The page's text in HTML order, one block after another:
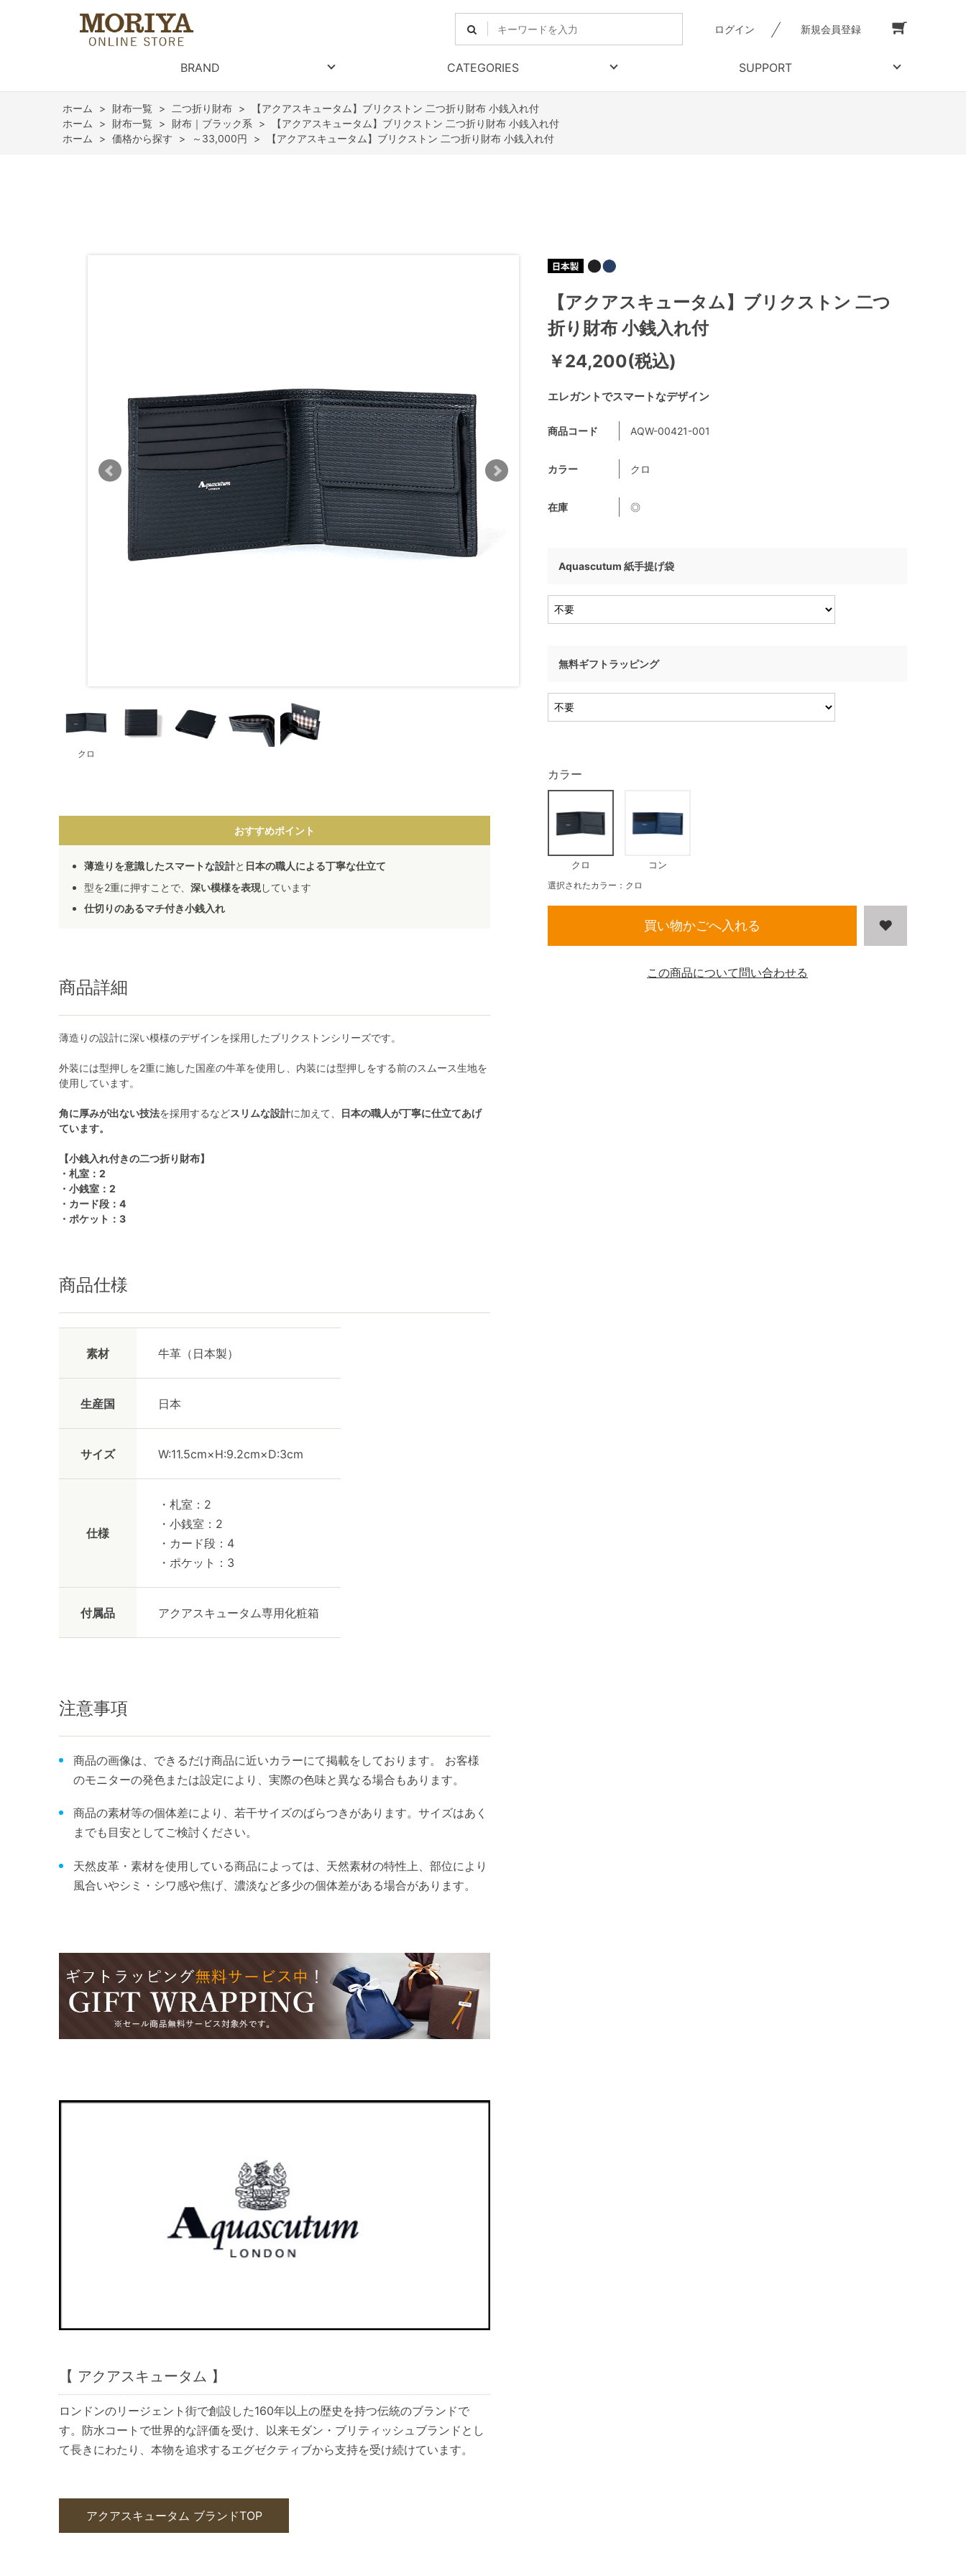
ログイン 新規会員登録
BRAND CATEGORIES SUPPORT
ホーム > 財布一覧 > 二つ折り財布 >
【アクアスキュータム】ブリクストン 二つ折り財布 小銭入れ付
ホーム
> 財布一覧 > 財布｜ブラック系 >
【アクアスキュータム】ブリクストン 二つ折り財布 小銭入れ付
ホーム
> 価格から探す > ～33,000円 > 【アクアスキュータム】ブリクストン 二つ折り財布 小銭入れ付
クロ
おすすめポイント
薄造りを意識したスマートな設計と 日本の職人による丁寧な仕立て
型を2重に押すことで、 深い模様を表現しています
仕切りのあるマチ付き小銭入れ
商品詳細
薄造りの設計に深い模様のデザインを採用したブリクストンシリーズです。
外装には型押しを2重に施した国産の牛革を使用し、内装には型押しをする前のスムース生地を
使用しています。
角に厚みが出ない技法を採用するなどスリムな設計に加えて、
日本の職人が丁寧に仕立てあげ
ています。
【小銭入れ付きの二つ折り財布】
・札室：2
・小銭室：2
・カード段：4
・ポケット：3
商品仕様
素材 牛革（日本製）
生産国 日本
サイズ W:11.5cm×H:9.2cm×D:3cm
仕様
・札室：2
・小銭室：2
・カード段：4
・ポケット：3
付属品 アクアスキュータム専用化粧箱
注意事項
商品の画像は、できるだけ商品に近いカラーにて掲載をしております。 お客様
のモニターの発色または設定により、実際の色味と異なる場合もあります。
商品の素材等の個体差により、若干サイズのばらつきがあります。サイズはあく
までも目安としてご検討ください。
天然皮革・素材を使用している商品によっては、天然素材の特性上、部位により
風合いやシミ・シワ感や焦げ、濃淡など多少の個体差がある場合があります。
【 アクアスキュータム 】
ロンドンのリージェント街で創設した160年以上の歴史を持つ伝統のブランドで
す。防水コートで世界的な評価を受け、以来モダン・ブリティッシュブランドとし
て長きにわたり、本物を追求するエグゼクティブから支持を受け続けています。
アクアスキュータム ブランドTOP
エレガントでスマートなデザイン
【アクアスキュータム】ブリクストン 二つ
折り財布 小銭入れ付
￥24,200(税込)
商品コード AQW-00421-001
カラー クロ
在庫 ◎
Aquascutum 紙手提げ袋
無料ギフトラッピング
カラー
クロ コン
選択されたカラー：クロ
買い物かごへ入れる
この商品について問い合わせる